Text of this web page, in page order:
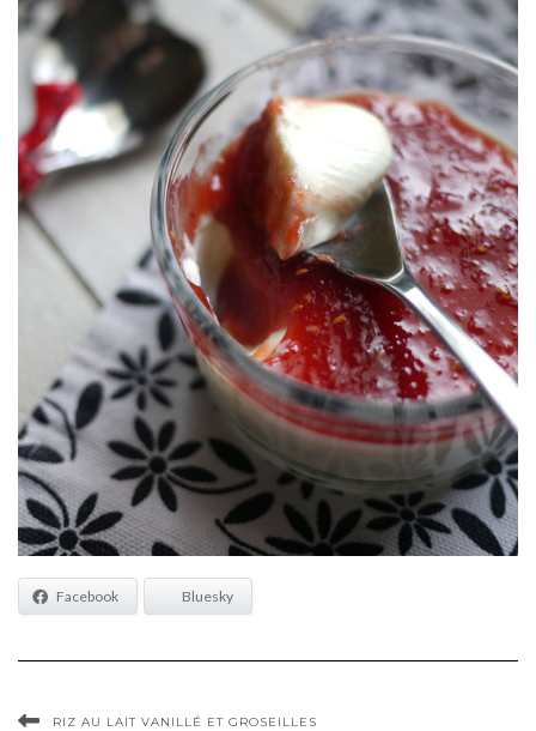
Facebook Bluesky
RIZ AU LAIT VANILLÉ ET GROSEILLES